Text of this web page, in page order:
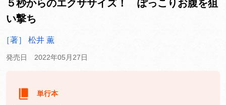
５秒からのエクササイズ！ ぽっこりお腹を狙
い撃ち
［著］ 松井 薫
発売日 2022年05月27日
単行本